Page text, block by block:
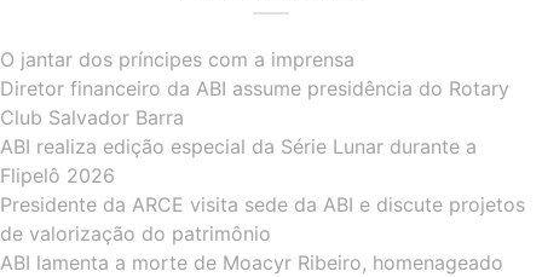
O jantar dos príncipes com a imprensa
Diretor financeiro da ABI assume presidência do Rotary
Club Salvador Barra
ABI realiza edição especial da Série Lunar durante a
Flipelô 2026
Presidente da ARCE visita sede da ABI e discute projetos
de valorização do patrimônio
ABI lamenta a morte de Moacyr Ribeiro, homenageado